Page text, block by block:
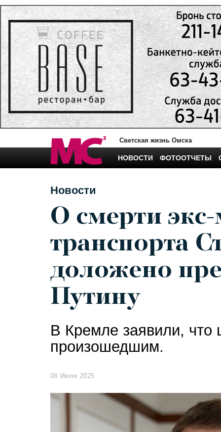
Светская жизнь Омска
НОВОСТИ ФОТООТЧЕТЫ
Новости
О смерти
транспорта
доложено
Путину
В Кремле заявили, что
произошедшим.
08 Июля 2025